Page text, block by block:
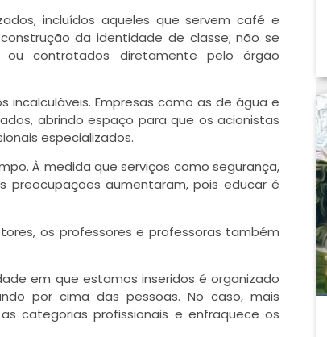
incluídos aqueles que servem café e
da identidade de classe; não se
ou contratados diretamente pelo órgão
Empresas como as de água e
abrindo espaço para que os acionistas
especializados.
À medida que serviços como segurança,
preocupações aumentaram, pois educar é
os professores e professoras também
em que estamos inseridos é organizado
por cima das pessoas. No caso, mais
categorias profissionais e enfraquece os